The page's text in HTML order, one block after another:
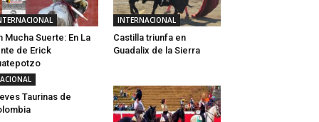
Mucha Suerte: En La
de Erick
INTERNACIONAL
Castilla triunfa en
Guadalix de la Sierra
Taurinas de